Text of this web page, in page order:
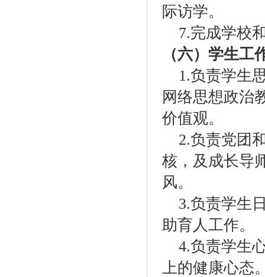
际访学。
7.完成学校
（六）学生工
1.负责学生
网络思想政治
价值观。
2.负责党团
核，及成长导
风。
3.负责学生
助育人工作。
4.负责学生
上的健康心态